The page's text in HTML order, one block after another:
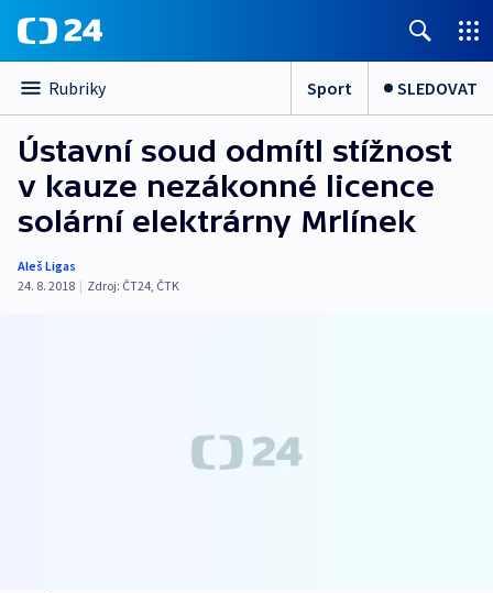
Rubriky Sport SLEDOVAT
Ústavní soud odmítl stížnost
v kauze nezákonné licence
solární elektrárny Mrlínek
Aleš Ligas
24. 8. 2018 | Zdroj: ČT24, ČTK